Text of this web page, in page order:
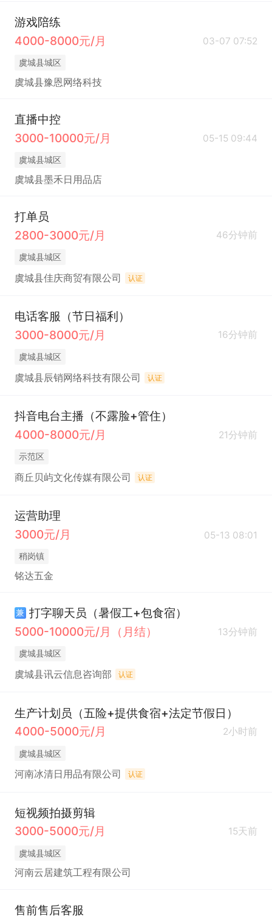
游戏陪练
4000-8000元/月
03-07 07:52
虞城县城区
虞城县豫恩网络科技
直播中控
3000-10000元/月
05-15 09:44
虞城县城区
虞城县墨禾日用品店
打单员
2800-3000元/月
46分钟前
虞城县城区
虞城县佳庆商贸有限公司 认证
电话客服（节日福利）
3000-8000元/月
16分钟前
虞城县城区
虞城县辰销网络科技有限公司 认证
抖音电台主播（不露脸+管住）
4000-8000元/月
21分钟前
示范区
商丘贝屿文化传媒有限公司 认证
运营助理
3000元/月
05-13 08:01
稍岗镇
铭达五金
兼 打字聊天员（暑假工+包食宿）
5000-10000元/月（月结）
13分钟前
虞城县城区
虞城县讯云信息咨询部 认证
生产计划员（五险+提供食宿+法定节假日）
4000-5000元/月
2小时前
虞城县城区
河南冰清日用品有限公司 认证
短视频拍摄剪辑
3000-5000元/月
15天前
虞城县城区
河南云居建筑工程有限公司
售前售后客服